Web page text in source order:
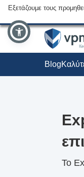
Εξετάζουμε τους
Blog
Το